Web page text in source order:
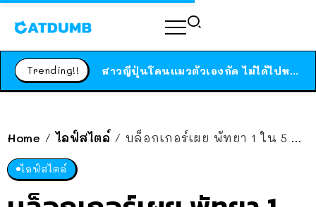
Trending!! สาวญี่ปุ่นโดนแมวตัวเองกัด ไม่ได้ไปหาหมอตั้งแต่เนิ่นๆ สุดท้ายขาบวม กลายเป็นโรคเนื้อเน่า เตือนทาสแมวทั้งหลายให้ระวัง
Home / ไลฟ์สไตล์ / บล็อกเกอร์เผย พัทยา 1 ใน 5 ที่เที่ยวรู้สึกปลอดภัยน้อยสุด สำหรับผู้หญิงเที่ยว
ไลฟ์สไตล์